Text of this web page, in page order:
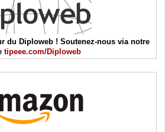
du Diploweb ! Soutenez-nous via notre
tipeee.com/Diploweb